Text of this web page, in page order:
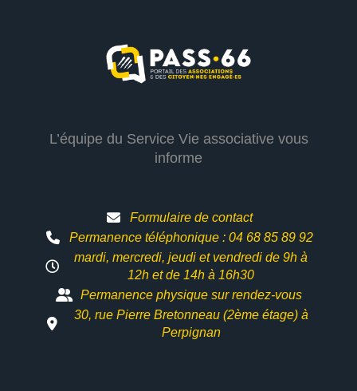
L’équipe du Service Vie associative vous
informe
Formulaire de contact
Permanence téléphonique : 04 68 85 89 92
mardi, mercredi, jeudi et vendredi de 9h à
12h etde 14h à 16h30
Permanence physique sur rendez-vous
30, rue Pierre Bretonneau (2ème étage) à
Perpignan